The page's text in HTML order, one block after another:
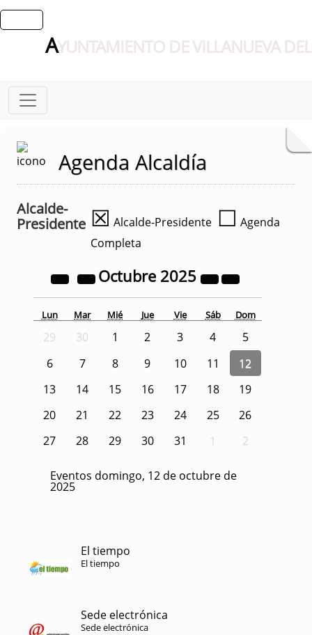
AYUNTAMIENTO DE VILLANUEVA
Agenda Alcaldía
Alcalde-
Presidente ☒ Alcalde-Presidente ☐ Agenda
Completa
Octubre 2025
Lun Mar Mié Jue Vie Sáb Dom
29 30 1 2 3 4
5
6
7 8 9 10 11
12
13
14 15 16 17 18
19
20
21 22 23 24 25
26
27
28 29 30 31 1 2
Eventos domingo, 12 de octubre de
2025
El tiempo
El tiempo
Sede electrónica
Sede electrónica